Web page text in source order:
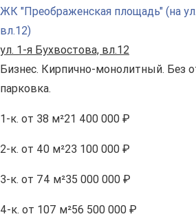
ЖК "Преображенская площадь" (на
вл.12)
ул. 1-я Бухвостова, вл.12
Бизнес. Кирпично-монолитный. Без
парковка.
1-к. от 38 м²21 400 000 ₽
2-к. от 40 м²23 100 000 ₽
3-к. от 74 м²35 000 000 ₽
4-к. от 107 м²56 500 000 ₽